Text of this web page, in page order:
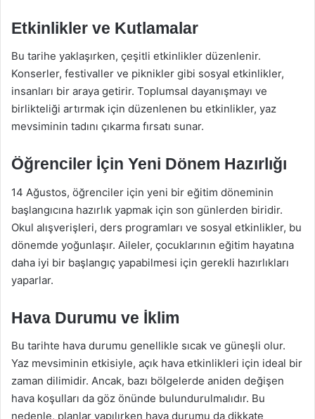
Etkinlikler ve Kutlamalar
Bu tarihe yaklaşırken, çeşitli etkinlikler düzenlenir.
Konserler, festivaller ve piknikler gibi sosyal etkinlikler,
insanları bir araya getirir. Toplumsal dayanışmayı ve
birlikteliği artırmak için düzenlenen bu etkinlikler, yaz
mevsiminin tadını çıkarma fırsatı sunar.
Öğrenciler İçin Yeni Dönem Hazırlığı
14 Ağustos, öğrenciler için yeni bir eğitim döneminin
başlangıcına hazırlık yapmak için son günlerden biridir.
Okul alışverişleri, ders programları ve sosyal etkinlikler, bu
dönemde yoğunlaşır. Aileler, çocuklarının eğitim hayatına
daha iyi bir başlangıç yapabilmesi için gerekli hazırlıkları
yaparlar.
Hava Durumu ve İklim
Bu tarihte hava durumu genellikle sıcak ve güneşli olur.
Yaz mevsiminin etkisiyle, açık hava etkinlikleri için ideal bir
zaman dilimidir. Ancak, bazı bölgelerde aniden değişen
hava koşulları da göz önünde bulundurulmalıdır. Bu
nedenle, planlar yapılırken hava durumu da dikkate